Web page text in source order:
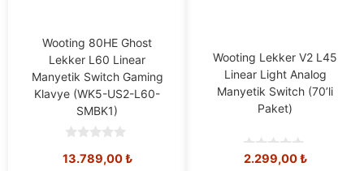
Wooting 80HE Ghost
Lekker L60 Linear
Manyetik Switch Gaming
Klavye (WK5-US2-L60-
SMBK1)
o
13.789,00₺
Wooting Lekker V2 L45
Linear Light Analog
Manyetik Switch (70’li
Paket)
0
2.299,00₺